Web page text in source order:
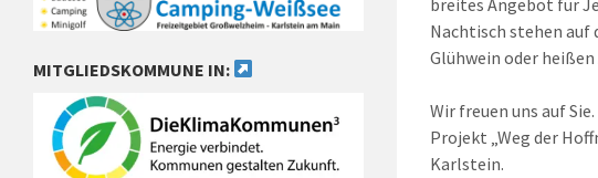
Nachtisch stehen auf
Glühwein oder
Wir freuen uns auf
Projekt „Weg der
Karlstein.
MITGLIEDSKOMMUNE IN: